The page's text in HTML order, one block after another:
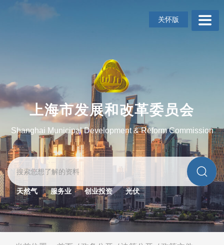
转
到
网
航
区
跳
转
到
主
要
内
容
关怀版
上海市发展和改革委员会
Shanghai Municipal Development & Reform Commission
天然气 服务业 创业投资 光伏